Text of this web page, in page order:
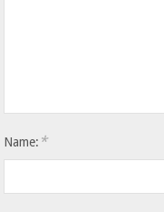
Name: *